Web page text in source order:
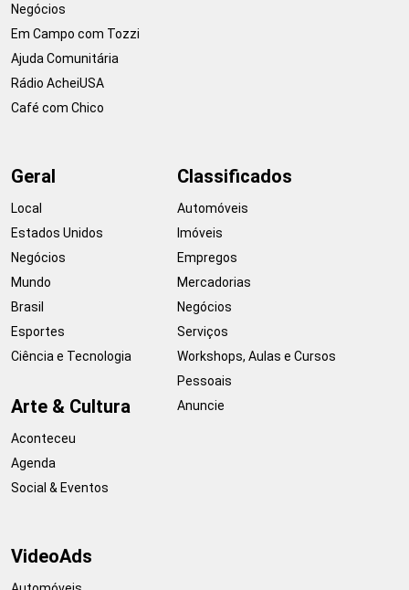
Negócios
Em Campo com Tozzi
Ajuda Comunitária
Rádio AcheiUSA
Café com Chico
Geral
Local
Estados Unidos
Negócios
Mundo
Brasil
Esportes
Ciência e Tecnologia
Arte & Cultura
Aconteceu
Agenda
Social & Eventos
Classificados
Automóveis
Imóveis
Empregos
Mercadorias
Negócios
Serviços
Workshops, Aulas e Cursos
Pessoais
Anuncie
VideoAds